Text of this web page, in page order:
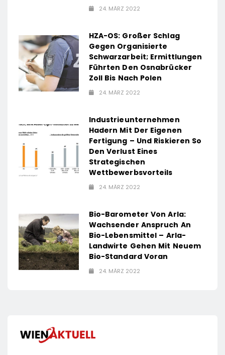
24. MÄRZ 2022
HZA-OS: Großer Schlag
Gegen Organisierte
Schwarzarbeit; Ermittlungen
Führten Den Osnabrücker
Zoll Bis Nach Polen
24. MÄRZ 2022
Industrieunternehmen
Hadern Mit Der Eigenen
Fertigung – Und Riskieren So
Den Verlust Eines
Strategischen
Wettbewerbsvorteils
24. MÄRZ 2022
Bio-Barometer Von Arla:
Wachsender Anspruch An
Bio-Lebensmittel – Arla-
Landwirte Gehen Mit Neuem
Bio-Standard Voran
24. MÄRZ 2022